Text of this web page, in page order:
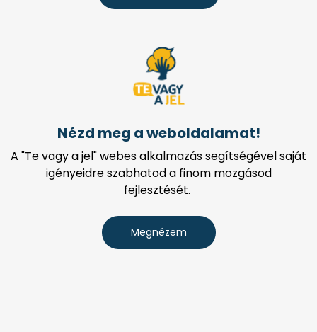
Nézd meg a weboldalamat!
A "Te vagy a jel" webes alkalmazás segítségével saját
igényeidre szabhatod a finom mozgásod
fejlesztését.
Megnézem